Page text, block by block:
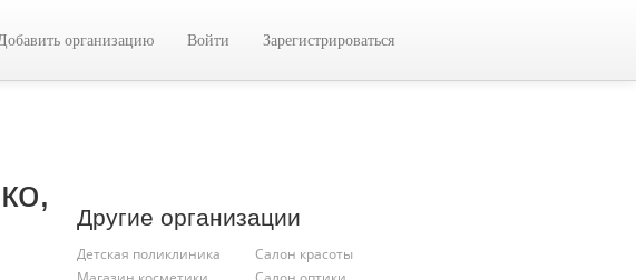
организацию Войти Зарегистрироваться
Другие организации
Детская поликлиника
Салон красоты